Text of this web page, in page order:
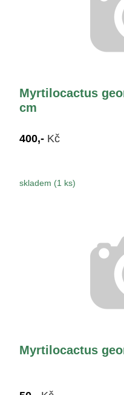
Myrtilocactus
cm
400,- Kč
skladem (1 ks)
Myrtilocactus